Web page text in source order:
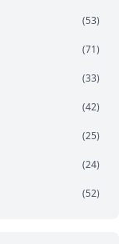
(53)
(71)
(33)
(42)
(25)
(24)
(52)